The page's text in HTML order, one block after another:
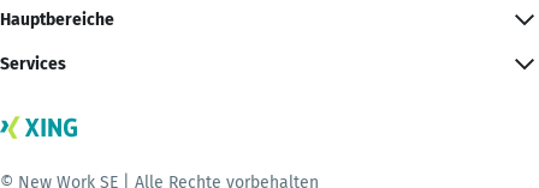
Hauptbereiche
Services
© New Work SE | Alle Rechte vorbehalten